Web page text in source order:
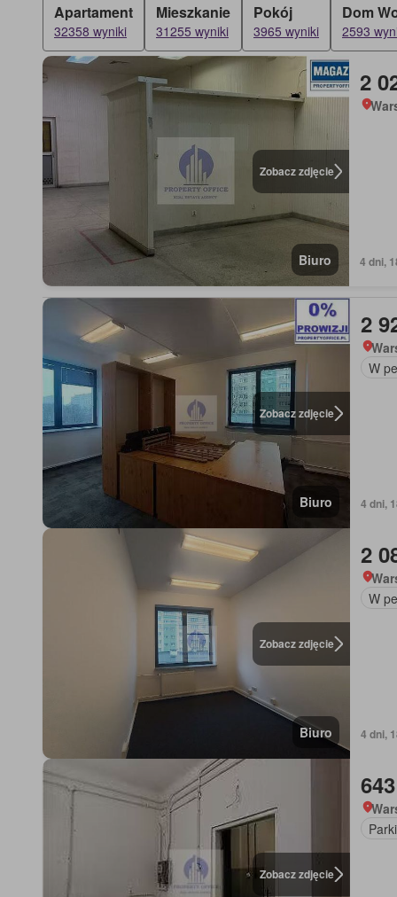
Apartament
32358 wyniki
Mieszkanie
31255 wyniki
Pokój
3965 wyniki
Dom
2593
Zobacz zdjęcie
Biuro
2
4 dni,
Zobacz zdjęcie
Biuro
2
W
4 dni,
Zobacz zdjęcie
Biuro
2
W
4 dni,
Zobacz zdjęcie